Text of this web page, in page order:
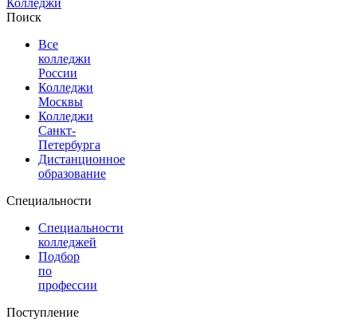
Поиск
Все
колледжи
России
Колледжи
Москвы
Колледжи
Санкт-
Петербурга
Дистанционное
образование
Специальности
Специальности
колледжей
Подбор
по
профессии
Поступление